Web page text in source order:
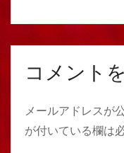
コメント
メールアドレスが
が付いている欄は